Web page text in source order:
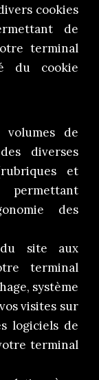
cookies
de
terminal
du cookie
de
diverses
et
permettant
des
site aux
terminal
système
visites sur
logiciels de
terminal